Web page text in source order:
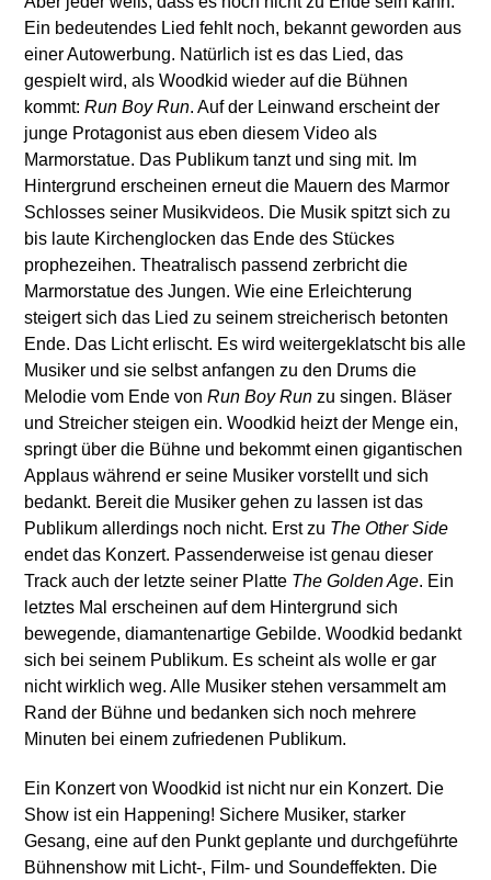
Ein bedeutendes Lied fehlt noch, bekannt geworden aus
einer Autowerbung. Natürlich ist es das Lied, das
gespielt wird, als Woodkid wieder auf die Bühnen
kommt:Run Boy Run. Auf der Leinwand erscheint der
junge Protagonist aus eben diesem Video als
Marmorstatue. Das Publikum tanzt und sing mit. Im
Hintergrund erscheinen erneut die Mauern des Marmor
Schlosses seiner Musikvideos. Die Musik spitzt sich zu
bis laute Kirchenglocken das Ende des Stückes
prophezeihen. Theatralisch passend zerbricht die
Marmorstatue des Jungen. Wie eine Erleichterung
steigert sich das Lied zu seinem streicherisch betonten
Ende. Das Licht erlischt. Es wird weitergeklatscht bis alle
Musiker und sie selbst anfangen zu den Drums die
Melodie vom Ende vonRun Boy Run zu singen. Bläser
und Streicher steigen ein. Woodkid heizt der Menge ein,
springt über die Bühne und bekommt einen gigantischen
Applaus während er seine Musiker vorstellt und sich
bedankt. Bereit die Musiker gehen zu lassen ist das
Publikum allerdings noch nicht. Erst zu The Other Side
endet das Konzert. Passenderweise ist genau dieser
Track auch der letzte seiner Platte The Golden Age. Ein
letztes Mal erscheinen auf dem Hintergrund sich
bewegende, diamantenartige Gebilde. Woodkid bedankt
sich bei seinem Publikum. Es scheint als wolle er gar
nicht wirklich weg. Alle Musiker stehen versammelt am
Rand der Bühne und bedanken sich noch mehrere
Minuten bei einem zufriedenen Publikum.
Ein Konzert von Woodkid ist nicht nur ein Konzert. Die
Show ist ein Happening! Sichere Musiker, starker
Gesang, eine auf den Punkt geplante und durchgeführte
Bühnenshow mit Licht-, Film- und Soundeffekten. Die